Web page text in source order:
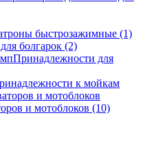
быстрозажимные (1)
болгарок (2)
Принадлежности для
к мойкам
и мотоблоков (10)